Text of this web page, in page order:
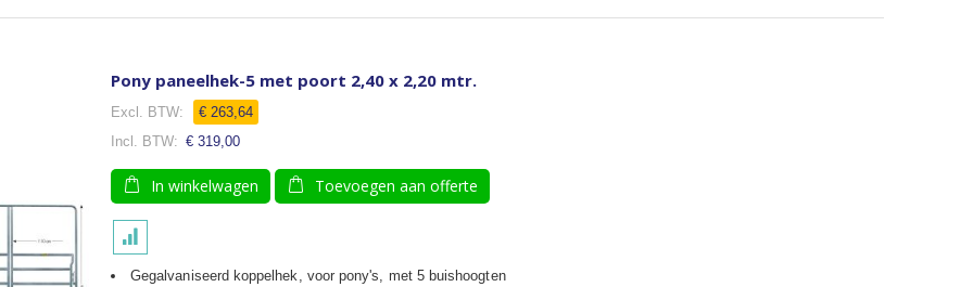
Pony paneelhek-5 met poort 2,40 x 2,20 mtr.
€ 263,64
€ 319,00
In winkelwagen Toevoegen aan offerte
Gegalvaniseerd koppelhek, voor pony's, met 5 buishoogten